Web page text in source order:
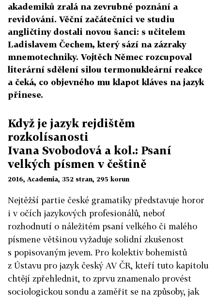
akademiků zralá na zevrubné poznání a
revidování. Věční začátečníci ve studiu
angličtiny dostali novou šanci: s učitelem
Ladislavem Čechem, který sází na zázraky
mnemotechniky. Vojtěch Němec rozcupoval
literární sdělení silou termonukleární reakce
a čeká, co objevného mu klapot kláves na jazyk
přinese.
Když je jazyk rejdištěm
rozkolísanosti
Ivana Svobodová a kol.: Psaní
velkých písmen v češtině
2016, Academia, 352 stran, 295 korun
Nejtěžší partie české gramatiky představuje horor
i v očích jazykových profesionálů, neboť
rozhodnutí o náležitém psaní velkého či malého
písmene většinou vyžaduje solidní zkušenost
s popisovaným jevem. Pro kolektiv bohemistů
z Ústavu pro jazyk český AV ČR, kteří tuto kapitolu
chtějí zpřehlednit, to zprvu znamenalo provést
sociologickou sondu a zaměřit se na způsoby, jak